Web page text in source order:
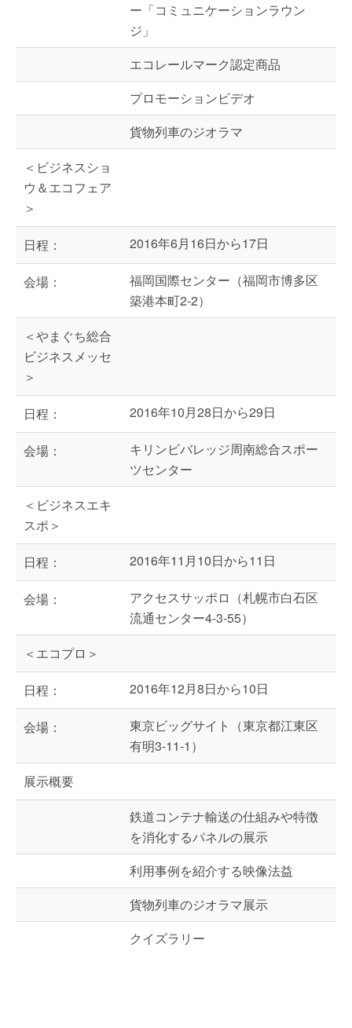
ー「コミュニケーションラウン
ジ」
エコレールマーク認定商品
プロモーションビデオ
貨物列車のジオラマ
＜ビジネスショ
ウ＆エコフェア
＞
日程： 2016年6月16日から17日
会場：
福岡国際センター（福岡市博多区
築港本町2-2）
＜やまぐち総合
ビジネスメッセ
＞
日程： 2016年10月28日から29日
会場：
キリンビバレッジ周南総合スポー
ツセンター
＜ビジネスエキ
スポ＞
日程： 2016年11月10日から11日
会場：
アクセスサッポロ（札幌市白石区
流通センター4-3-55）
＜エコプロ＞
日程： 2016年12月8日から10日
会場：
東京ビッグサイト（東京都江東区
有明3-11-1）
展示概要
鉄道コンテナ輸送の仕組みや特徴
を消化するパネルの展示
利用事例を紹介する映像法益
貨物列車のジオラマ展示
クイズラリー